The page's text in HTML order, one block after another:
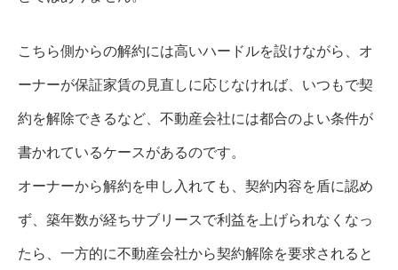
こちら側からの解約には高いハードルを設けながら、オ
ーナーが保証家賃の見直しに応じなければ、いつもで契
約を解除できるなど、不動産会社には都合のよい条件が
書かれているケースがあるのです。
オーナーから解約を申し入れても、契約内容を盾に認め
ず、築年数が経ちサブリースで利益を上げられなくなっ
たら、一方的に不動産会社から契約解除を要求されると